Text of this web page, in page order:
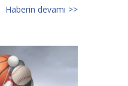
Haberin devamı >>